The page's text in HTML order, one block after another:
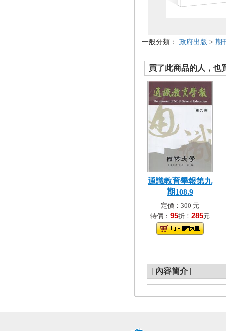
一般分類： 政府出版 > 期
買了此商品的人，也
通識教育學報第九
期108.9
定價：300 元
特價： 95折！ 285元
| 內容簡介 |